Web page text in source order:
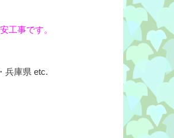
工事です。
兵庫県 etc.